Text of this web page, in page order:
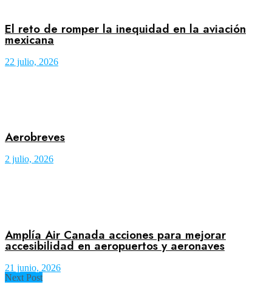
El reto de romper la inequidad en la aviación
mexicana
22 julio, 2026
Aerobreves
2 julio, 2026
Amplía Air Canada acciones para mejorar
accesibilidad en aeropuertos y aeronaves
21 junio, 2026
Next Post